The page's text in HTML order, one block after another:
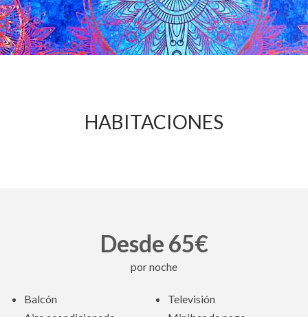
HABITACIONES
Desde 65€
por noche
Balcón
Televisión